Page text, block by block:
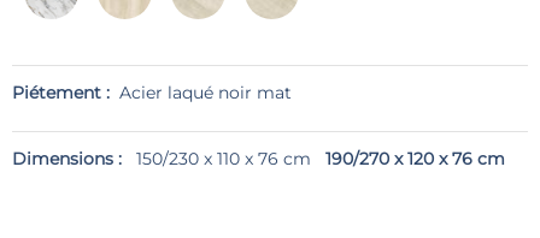
Piétement : Acier laqué noir mat
Dimensions : 150/230 x 110 x 76 cm 190/270 x 120 x 76 cm